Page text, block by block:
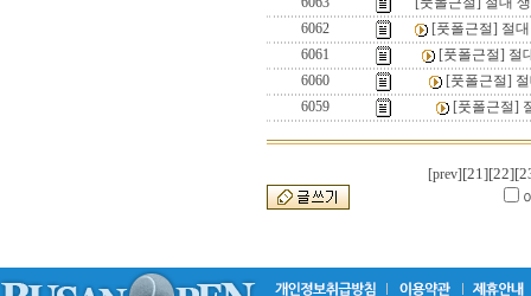
6062
[풋폴근절] 절
6061
[풋폴근절] 절
6060
[풋폴근절]
6059
[풋폴근절]
[prev] [21][22]